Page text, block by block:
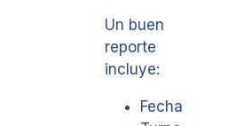
Un buen
reporte
incluye:
Fecha